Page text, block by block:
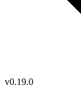
v0.19.0